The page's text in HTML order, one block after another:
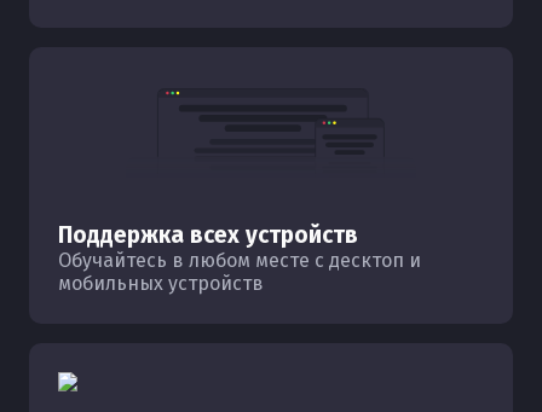
Поддержка всех устройств
Обучайтесь в любом месте с десктоп и
мобильных устройств